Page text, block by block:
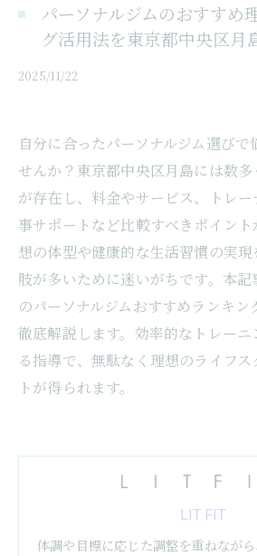
パーソナルジムのおすすめ
グ活用法を東京都中央区月
2025/11/22
自分に合ったパーソナルジム選びで
せんか？東京都中央区月島には数多
が存在し、料金やサービス、トレ
事サポートなど比較すべきポイン
想の体型や健康的な生活習慣の実
肢が多いために迷いがちです。本
のパーソナルジムおすすめランキン
徹底解説します。効率的なトレーニ
る指導で、無駄なく理想のライフ
トが得られます。
LIT FIT
体調や目標に応じた調整を重ねなが